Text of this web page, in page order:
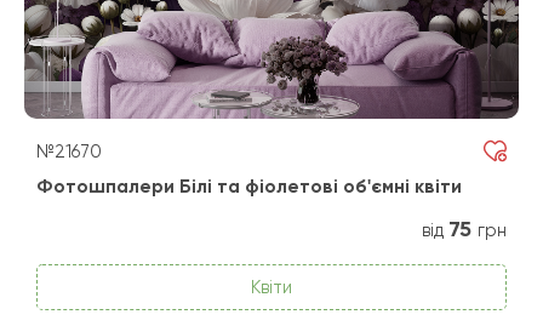
№21670
Фотошпалери Білі та фіолетові об'ємні квіти
від 75 грн
Квіти